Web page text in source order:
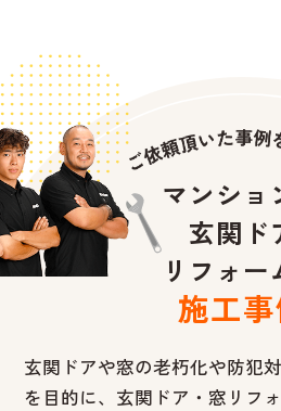
マンショ
玄関ド
リフォー
施工
玄関ドアや窓の老朽化や防犯
を目的に、 玄関ドア・窓リフ